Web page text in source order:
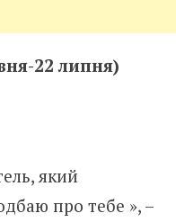
22 липня)
який
про тебе », –